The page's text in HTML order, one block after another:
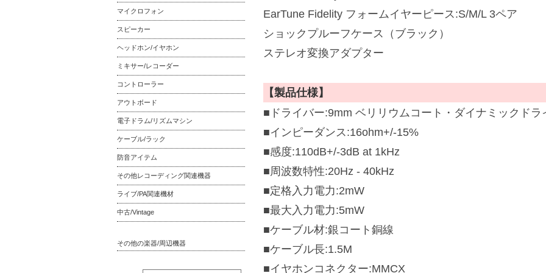
EarTune Fidelity フォームイヤーピース:S/M/L 3ペア
ショックプルーフケース（ブラック）
ステレオ変換アダプター
【製品仕様】
■ドライバー:9mm ベリリウムコート・ダイナミックドラ
■インピーダンス:16ohm+/-15%
■感度:110dB+/-3dB at 1kHz
■周波数特性:20Hz - 40kHz
■定格入力電力:2mW
■最大入力電力:5mW
■ケーブル材:銀コート銅線
■ケーブル長:1.5M
■イヤホンコネクター:MMCX
マイクロフォン
スピーカー
ヘッドホン/イヤホン
ミキサー/レコーダー
コントローラー
アウトボード
電子ドラム/リズムマシン
ケーブル/ラック
防音アイテム
その他レコーディング関連機器
ライブ/PA関連機材
中古/Vintage
その他の楽器/周辺機器